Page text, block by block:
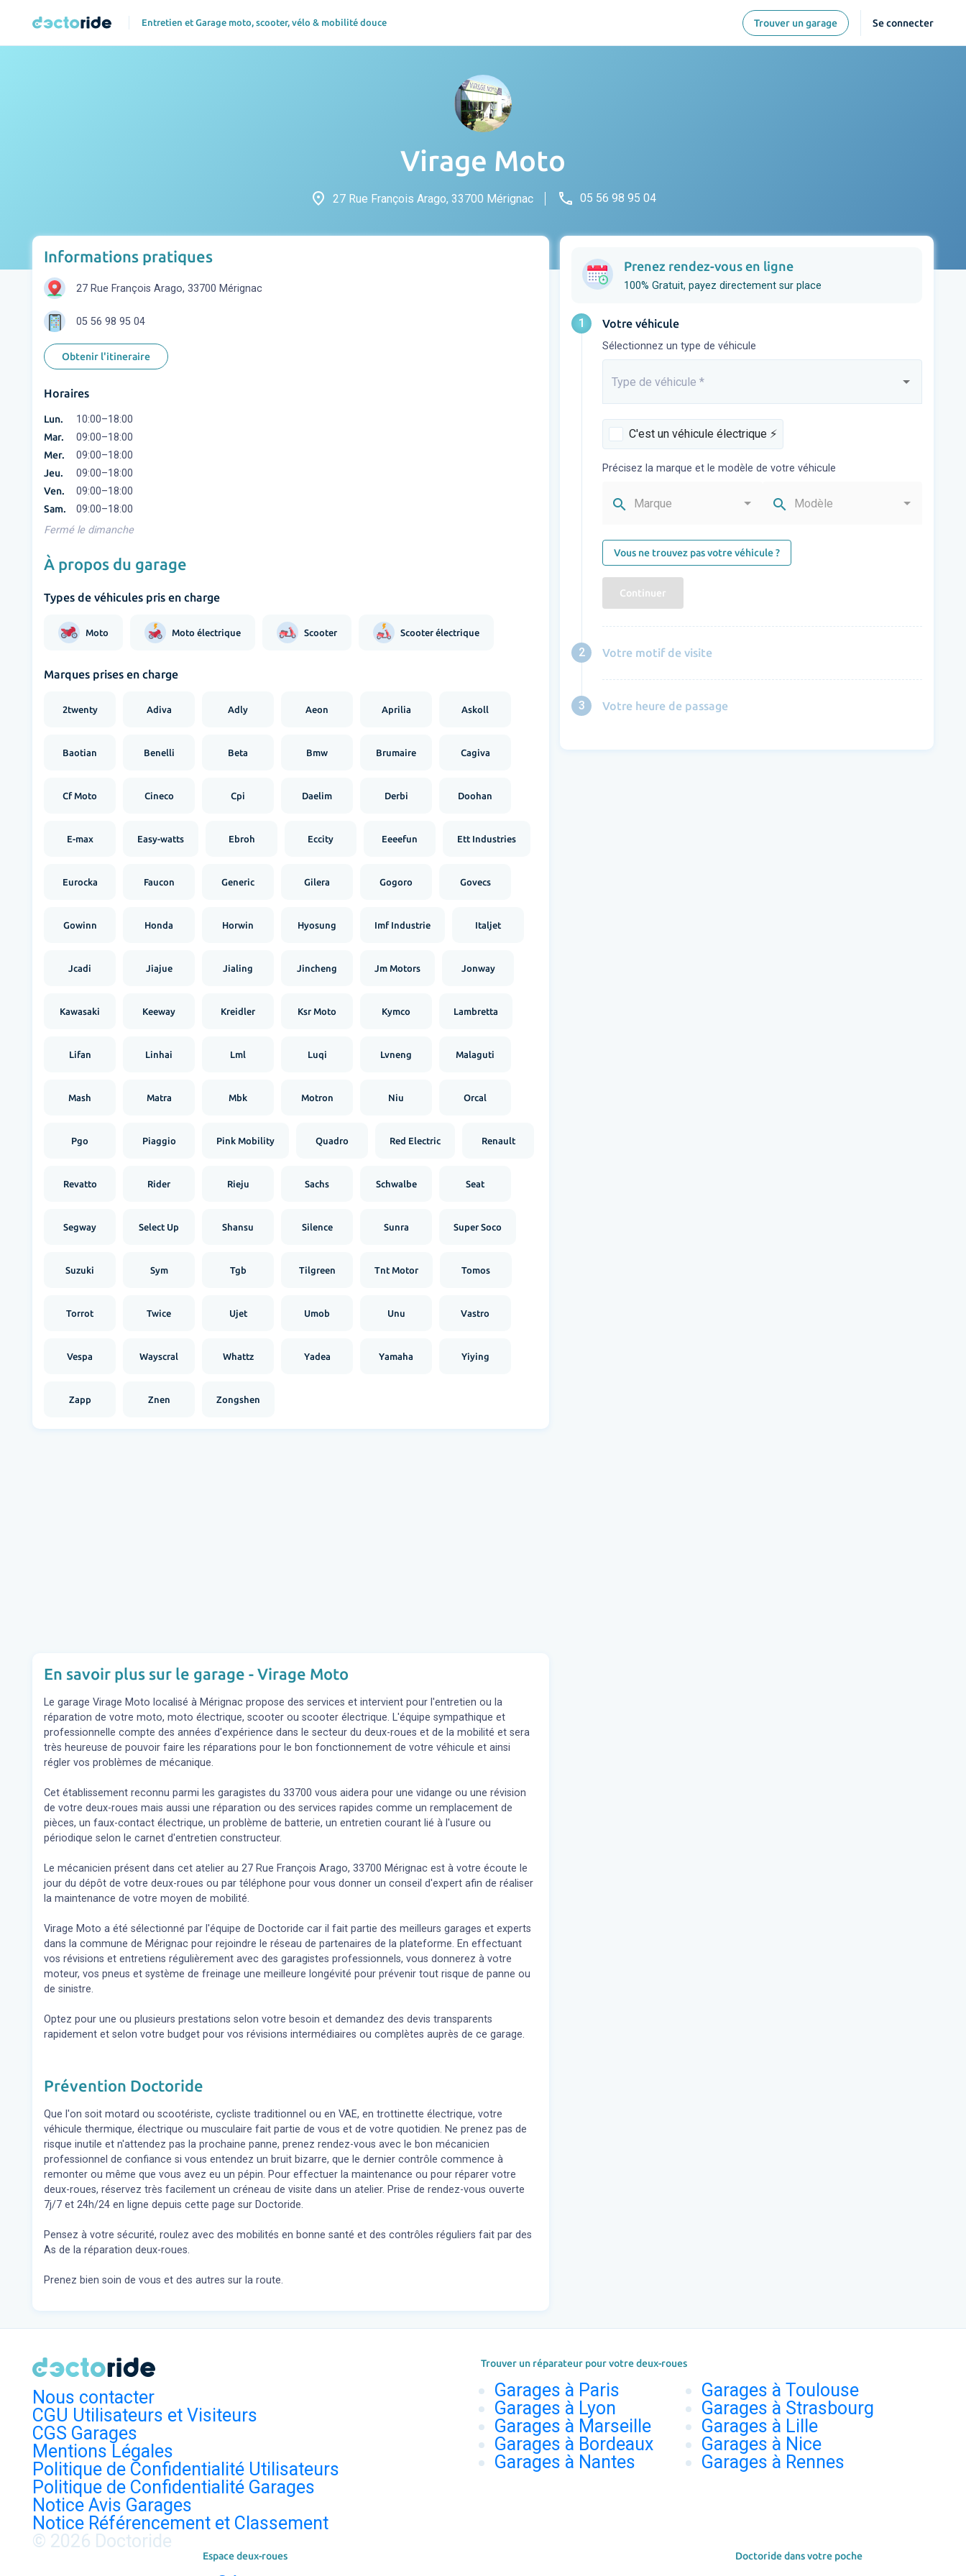
Entretien et Garage moto, scooter, vélo & mobilité douce Trouver un garage Se connecter
Virage Moto
place 27 Rue François Arago, 33700 Mérignac phone 05 56 98 95 04
Informations pratiques
27 Rue François Arago, 33700 Mérignac
05 56 98 95 04
Obtenir l'itineraire
Horaires
Lun. 10:00–18:00
Mar. 09:00–18:00
Mer. 09:00–18:00
Jeu. 09:00–18:00
Ven. 09:00–18:00
Sam.
09:00–18:00
Fermé le dimanche
À propos du garage
Types de véhicules pris en charge
Moto Moto électrique Scooter Scooter électrique
Marques prises en charge
2twenty Adiva Adly Aeon Aprilia Askoll
Baotian Benelli Beta Bmw Brumaire Cagiva
Cf Moto Cineco Cpi Daelim Derbi Doohan
E-max Easy-watts Ebroh Eccity Eeeefun Ett Industries
Eurocka Faucon Generic Gilera Gogoro Govecs
Gowinn Honda Horwin Hyosung Imf Industrie Italjet
Jcadi Jiajue Jialing Jincheng Jm Motors Jonway
Kawasaki Keeway Kreidler Ksr Moto Kymco Lambretta
Lifan Linhai Lml Luqi Lvneng Malaguti
Mash Matra Mbk Motron Niu Orcal
Pgo Piaggio Pink Mobility Quadro Red Electric Renault
Revatto Rider Rieju Sachs Schwalbe Seat
Segway Select Up Shansu Silence Sunra Super Soco
Suzuki Sym Tgb Tilgreen Tnt Motor Tomos
Torrot Twice Ujet Umob Unu Vastro
Vespa Wayscral Whattz Yadea Yamaha Yiying
Zapp Znen Zongshen
En savoir plus sur le garage - Virage Moto
Le garage Virage Moto localisé à Mérignac propose des services et intervient pour l'entretien ou la
réparation de votre moto, moto électrique, scooter ou scooter électrique. L'équipe sympathique et
professionnelle compte des années d'expérience dans le secteur du deux-roues et de la mobilité et sera
très heureuse de pouvoir faire les réparations pour le bon fonctionnement de votre véhicule et ainsi
régler vos problèmes de mécanique.
Cet établissement reconnu parmi les garagistes du 33700 vous aidera pour une vidange ou une révision
de votre deux-roues mais aussi une réparation ou des services rapides comme un remplacement de
pièces, un faux-contact électrique, un problème de batterie, un entretien courant lié à l'usure ou
périodique selon le carnet d'entretien constructeur.
Le mécanicien présent dans cet atelier au 27 Rue François Arago, 33700 Mérignac est à votre écoute le
jour du dépôt de votre deux-roues ou par téléphone pour vous donner un conseil d'expert afin de réaliser
la maintenance de votre moyen de mobilité.
Virage Moto a été sélectionné par l'équipe de Doctoride car il fait partie des meilleurs garages et experts
dans la commune de Mérignac pour rejoindre le réseau de partenaires de la plateforme. En effectuant
vos révisions et entretiens régulièrement avec des garagistes professionnels, vous donnerez à votre
moteur, vos pneus et système de freinage une meilleure longévité pour prévenir tout risque de panne ou
de sinistre.
Optez pour une ou plusieurs prestations selon votre besoin et demandez des devis transparents
rapidement et selon votre budget pour vos révisions intermédiaires ou complètes auprès de ce garage.
Prévention Doctoride
Que l'on soit motard ou scootériste, cycliste traditionnel ou en VAE, en trottinette électrique, votre
véhicule thermique, électrique ou musculaire fait partie de vous et de votre quotidien. Ne prenez pas de
risque inutile et n'attendez pas la prochaine panne, prenez rendez-vous avec le bon mécanicien
professionnel de confiance si vous entendez un bruit bizarre, que le dernier contrôle commence à
remonter ou même que vous avez eu un pépin. Pour effectuer la maintenance ou pour réparer votre
deux-roues, réservez très facilement un créneau de visite dans un atelier. Prise de rendez-vous ouverte
7j/7 et 24h/24 en ligne depuis cette page sur Doctoride.
Pensez à votre sécurité, roulez avec des mobilités en bonne santé et des contrôles réguliers fait par des
As de la réparation deux-roues.
Prenez bien soin de vous et des autres sur la route.
Prenez rendez-vous en ligne
100% Gratuit, payez directement sur place
1 Votre véhicule
Sélectionnez un type de véhicule
Saisissez...
Type de véhicule *
C'est un véhicule électrique ⚡️
Précisez la marque et le modèle de votre véhicule
search Marque search Modèle
Vous ne trouvez pas votre véhicule ?
Continuer
2 Votre motif de visite
3 Votre heure de passage
Nous contacter
CGU Utilisateurs et Visiteurs
CGS Garages
Mentions Légales
Politique de Confidentialité Utilisateurs
Politique de Confidentialité Garages
Notice Avis Garages
Notice Référencement et Classement
© 2026 Doctoride
Trouver un réparateur pour votre deux-roues
Garages à Paris
Garages à Lyon
Garages à Marseille
Garages à Bordeaux
Garages à Nantes
Garages à Toulouse
Garages à Strasbourg
Garages à Lille
Garages à Nice
Garages à Rennes
Espace deux-roues Doctoride dans votre poche